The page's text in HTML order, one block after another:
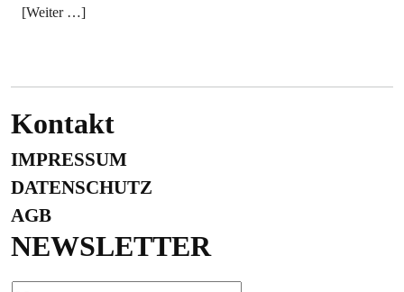
[Weiter …]
Kontakt
IMPRESSUM
DATENSCHUTZ
AGB
NEWSLETTER